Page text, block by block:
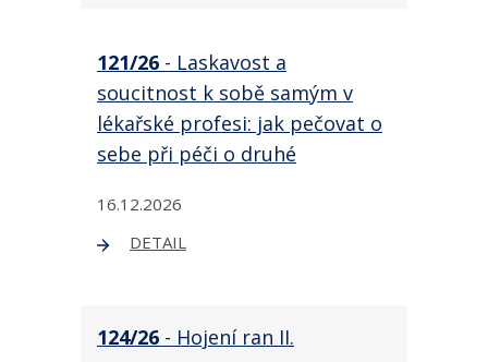
121/26 - Laskavost a
soucitnost k sobě samým v
lékařské profesi: jak pečovat o
sebe při péči o druhé
16.12.2026
DETAIL
124/26 - Hojení ran II.